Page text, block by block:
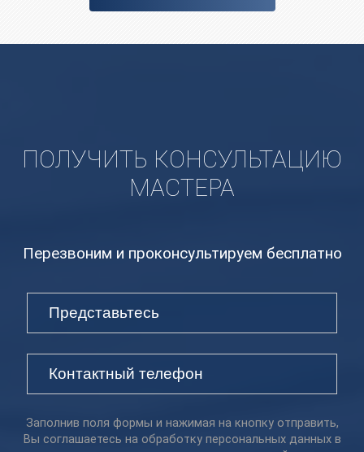
ПОЛУЧИТЬ КОНСУЛЬТАЦИЮ
МАСТЕРА
Перезвоним и проконсультируем бесплатно
Заполнив поля формы и нажимая на кнопку отправить,
Вы соглашаетесь на обработку персональных данных в